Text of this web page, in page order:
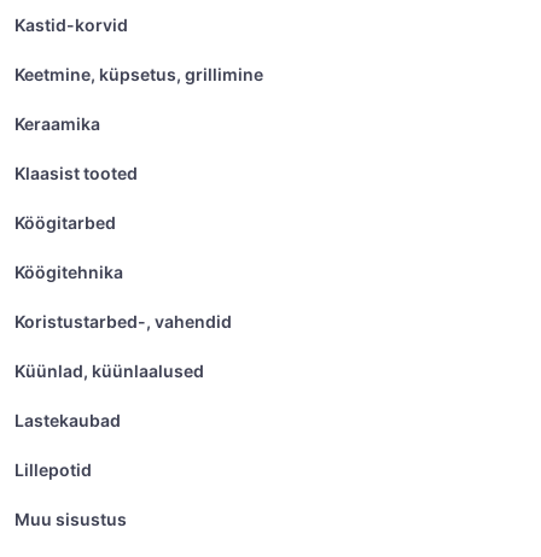
Kastid-korvid
Keetmine, küpsetus, grillimine
Keraamika
Klaasist tooted
Köögitarbed
Köögitehnika
Koristustarbed-, vahendid
Küünlad, küünlaalused
Lastekaubad
Lillepotid
Muu sisustus